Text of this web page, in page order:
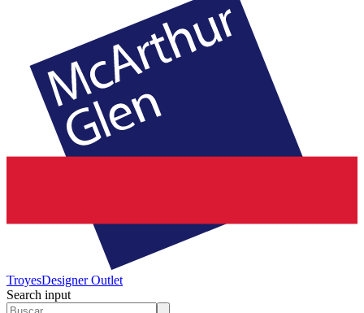
TroyesDesigner Outlet
Search input